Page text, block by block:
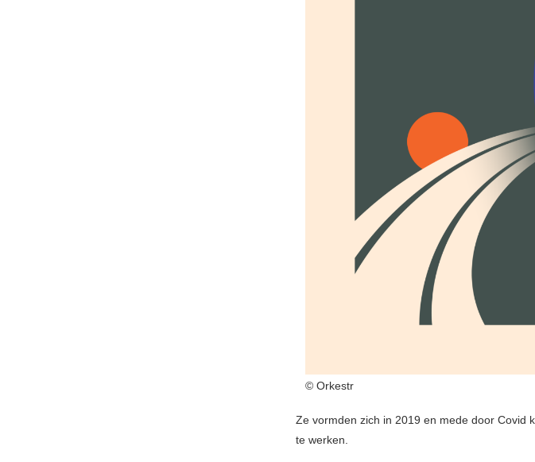
© Orkestr
Ze vormden zich in 2019 en mede door Covid
te werken.